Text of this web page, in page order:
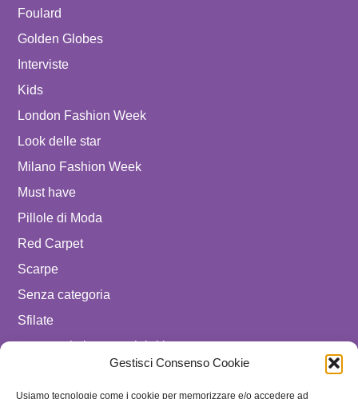
Gestisci Consenso Cookie
Usiamo tecnologie come i cookie per memorizzare e/o accedere ad
Foulard
Golden Globes
Interviste
Kids
London Fashion Week
Look delle star
Milano Fashion Week
Must have
Pillole di Moda
Red Carpet
Scarpe
Senza categoria
Sfilate
spostare in luxury celebrities